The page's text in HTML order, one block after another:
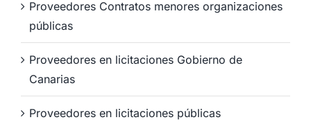
Proveedores Contratos menores organizaciones
públicas
Proveedores en licitaciones Gobierno de
Canarias
Proveedores en licitaciones públicas